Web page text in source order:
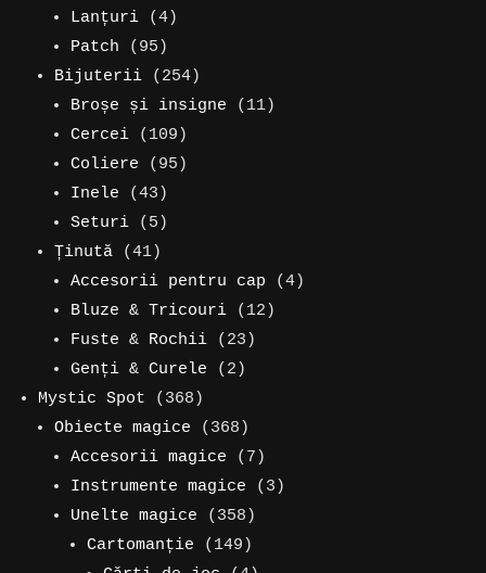
produse
Lanțuri 44
Patch 9595
de
produse
Bijuterii 254254
de
Broșe și insigne 1111
Cercei 109109
produse
Coliere 9595
Inele 4343
de
produse
Seturi 55
produse
Ținută 4141
de
produse
Accesorii pentru cap 44
Bluze & Tricouri 1212
Fuste & Rochii 2323
Genți & Curele 22
Mystic Spot 368368
de
produse
Obiecte magice 368368
de
produse
Accesorii magice 77
produse
Instrumente magice 33
Unelte magice 358358
de
Cartomanție 149149